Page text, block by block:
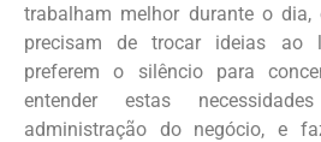
trabalham melhor durante o
precisam de trocar ideias ao
preferem o silêncio para
entender estas
administração do negócio, e